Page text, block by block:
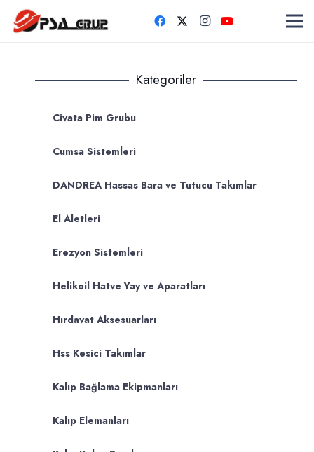
Kategoriler
Civata Pim Grubu
Cumsa Sistemleri
DANDREA Hassas Bara ve Tutucu Takımlar
El Aletleri
Erezyon Sistemleri
Helikoil Hatve Yay ve Aparatları
Hırdavat Aksesuarları
Hss Kesici Takımlar
Kalıp Bağlama Ekipmanları
Kalıp Elemanları